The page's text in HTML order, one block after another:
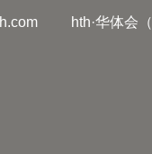
hth·华体会